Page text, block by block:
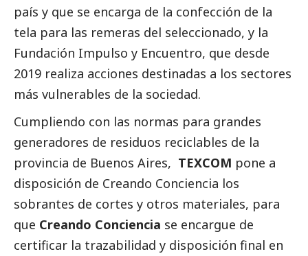
país y que se encarga de la confección de la
tela para las remeras del seleccionado, y la
Fundación Impulso y Encuentro, que desde
2019 realiza acciones destinadas a los sectores
más vulnerables de la sociedad.
Cumpliendo con las normas para grandes
generadores de residuos reciclables de la
provincia de Buenos Aires, TEXCOM pone a
disposición de Creando Conciencia los
sobrantes de cortes y otros materiales, para
que Creando Conciencia se encargue de
certificar la trazabilidad y disposición final en